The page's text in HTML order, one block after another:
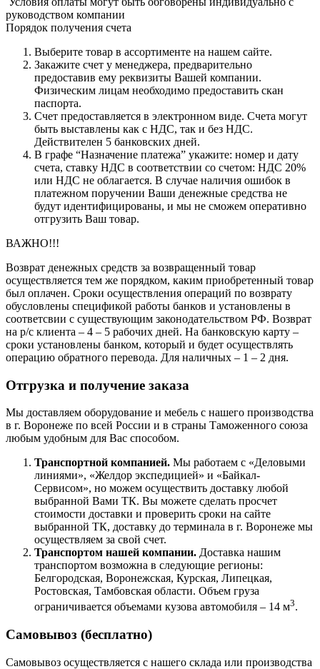
руководством компании
Порядок получения счета
Выберите товар в ассортименте на нашем сайте.
Закажите счет у менеджера, предварительно
предоставив ему реквизиты Вашей компании.
Физическим лицам необходимо предоставить скан
паспорта.
Счет предоставляется в электронном виде. Счета могут
быть выставлены как с НДС, так и без НДС.
Действителен 5 банковских дней.
В графе “Назначение платежа” укажите: номер и дату
счета, ставку НДС в соответствии со счетом: НДС 20%
или НДС не облагается. В случае наличия ошибок в
платежном поручении Ваши денежные средства не
будут идентифицированы, и мы не сможем оперативно
отгрузить Ваш товар.
ВАЖНО!!!
Возврат денежных средств за возвращенный товар
осуществляется тем же порядком, каким приобретенный товар
был оплачен. Сроки осуществления операций по возврату
обусловлены спецификой работы банков и установлены в
соответсвии с существующим законодательством РФ. Возврат
на р/с клиента – 4 – 5 рабочих дней. На банковскую карту –
сроки установлены банком, который и будет осуществлять
операцию обратного перевода. Для наличных – 1 – 2 дня.
Отгрузка и получение заказа
Мы доставляем оборудование и мебель с нашего производства
в г. Воронеже по всей России и в страны Таможенного союза
любым удобным для Вас способом.
Транспортной компанией. Мы работаем с «Деловыми
линиями», «Желдор экспедицией» и «Байкал-
Сервисом», но можем осуществить доставку любой
выбранной Вами ТК. Вы можете сделать просчет
стоимости доставки и проверить сроки на сайте
выбранной ТК, доставку до терминала в г. Воронеже мы
осуществляем за свой счет.
Транспортом нашей компании. Доставка нашим
транспортом возможна в следующие регионы:
Белгородская, Воронежская, Курская, Липецкая,
Ростовская, Тамбовская области. Объем груза
ограничивается объемами кузова автомобиля – 14 м3.
Самовывоз (бесплатно)
Самовывоз осуществляется с нашего склада или производства